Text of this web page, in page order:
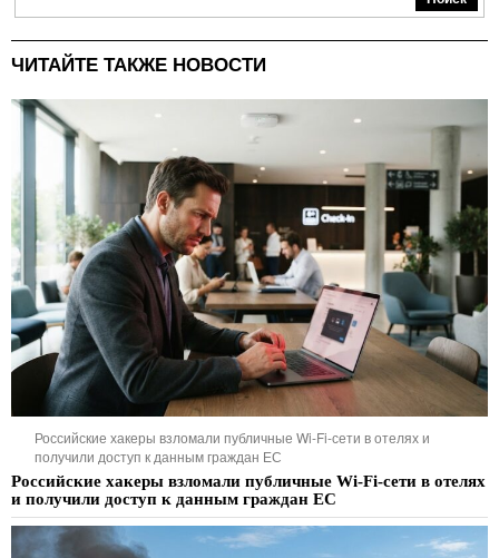
ЧИТАЙТЕ ТАКЖЕ НОВОСТИ
Российские хакеры взломали публичные Wi-Fi-сети в отелях и
получили доступ к данным граждан ЕС
Российские хакеры взломали публичные Wi-Fi-сети в отелях
и получили доступ к данным граждан ЕС